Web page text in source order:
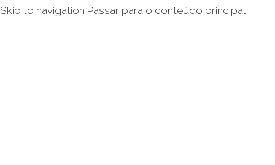
Skip to navigation Passar para o conteúdo principal